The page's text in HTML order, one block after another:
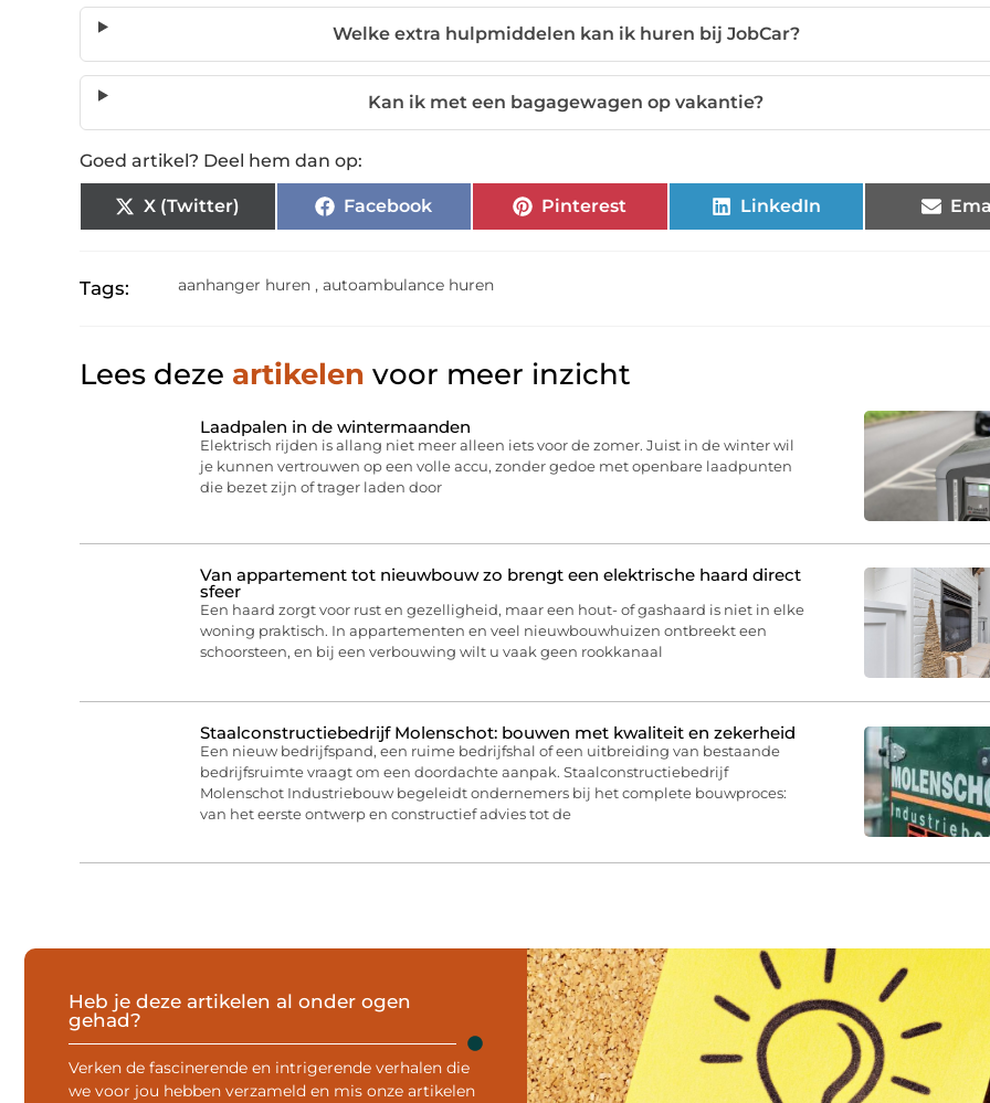
Welke extra hulpmiddelen kan ik huren bij JobCar?
Kan ik met een bagagewagen op vakantie?
Goed artikel? Deel hem dan op:
X (Twitter) Facebook Pinterest LinkedIn
Tags: aanhanger huren, autoambulance huren
Lees deze artikelen voor meer inzicht
Laadpalen in de wintermaanden
Elektrisch rijden is allang niet meer alleen iets voor de zomer. Juist in de winter wil
je kunnen vertrouwen op een volle accu, zonder gedoe met openbare laadpunten
die bezet zijn of trager laden door
Van appartement tot nieuwbouw zo brengt een elektrische haard direct
sfeer
Een haard zorgt voor rust en gezelligheid, maar een hout- of gashaard is niet in elke
woning praktisch. In appartementen en veel nieuwbouwhuizen ontbreekt een
schoorsteen, en bij een verbouwing wilt u vaak geen rookkanaal
Staalconstructiebedrijf Molenschot: bouwen met kwaliteit en zekerheid
Een nieuw bedrijfspand, een ruime bedrijfshal of een uitbreiding van bestaande
bedrijfsruimte vraagt om een doordachte aanpak. Staalconstructiebedrijf
Molenschot Industriebouw begeleidt ondernemers bij het complete bouwproces:
van het eerste ontwerp en constructief advies tot de
Heb je deze artikelen al onder ogen
gehad?
Verken de fascinerende en intrigerende verhalen die
we voor jou hebben verzameld en mis onze artikelen